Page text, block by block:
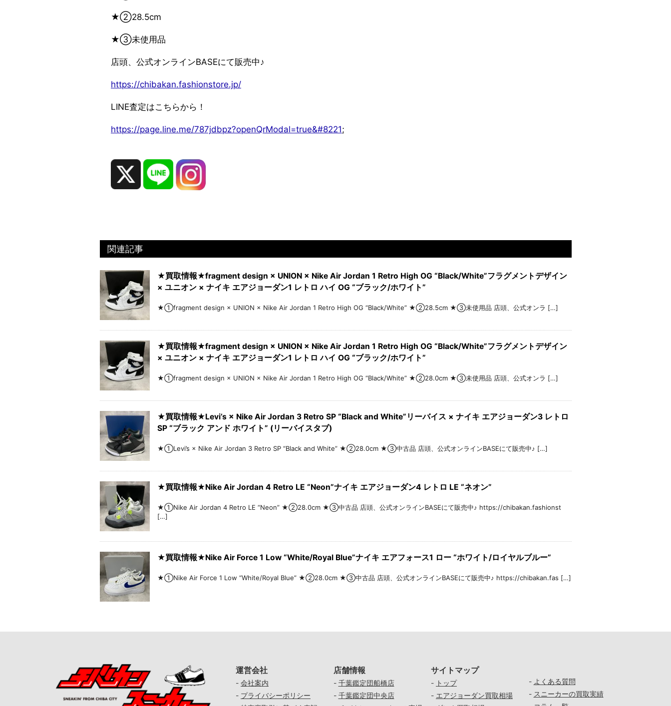
★②28.5cm
★③未使用品
店頭、公式オンラインBASEにて販売中♪
https://chibakan.fashionstore.jp/
LINE査定はこちらから！
https://page.line.me/787jdbpz?openQrModal=true&#8221;
関連記事
★買取情報★fragment design × UNION × Nike Air Jordan 1 Retro High OG “Black/White”フラグメントデザイン
× ユニオン × ナイキ エアジョーダン1 レトロ ハイ OG “ブラック/ホワイト”
★①fragment design × UNION × Nike Air Jordan 1 Retro High OG “Black/White” ★②28.5cm ★③未使用品 店頭、公式オンラ […]
★買取情報★fragment design × UNION × Nike Air Jordan 1 Retro High OG “Black/White”フラグメントデザイン
× ユニオン × ナイキ エアジョーダン1 レトロ ハイ OG “ブラック/ホワイト”
★①fragment design × UNION × Nike Air Jordan 1 Retro High OG “Black/White” ★②28.0cm ★③未使用品 店頭、公式オンラ […]
★買取情報★Levi’s × Nike Air Jordan 3 Retro SP “Black and White”リーバイス × ナイキ エアジョーダン3 レトロ
SP “ブラック アンド ホワイト” (リーバイスタブ)
★①Levi’s × Nike Air Jordan 3 Retro SP “Black and White” ★②28.0cm ★③中古品 店頭、公式オンラインBASEにて販売中♪ […]
★買取情報★Nike Air Jordan 4 Retro LE “Neon”ナイキ エアジョーダン4 レトロ LE “ネオン”
★①Nike Air Jordan 4 Retro LE “Neon” ★②28.0cm ★③中古品 店頭、公式オンラインBASEにて販売中♪ https://chibakan.fashionst
[…]
★買取情報★Nike Air Force 1 Low “White/Royal Blue”ナイキ エアフォース1 ロー “ホワイト/ロイヤルブルー”
★①Nike Air Force 1 Low “White/Royal Blue” ★②28.0cm ★③中古品 店頭、公式オンラインBASEにて販売中♪ https://chibakan.fas […]
運営会社
- 会社案内
- プライバシーポリシー
店舗情報
- 千葉鑑定団船橋店
- 千葉鑑定団中央店
サイトマップ
- トップ
- エアジョーダン買取相場
- よくある質問
- スニーカーの買取実績